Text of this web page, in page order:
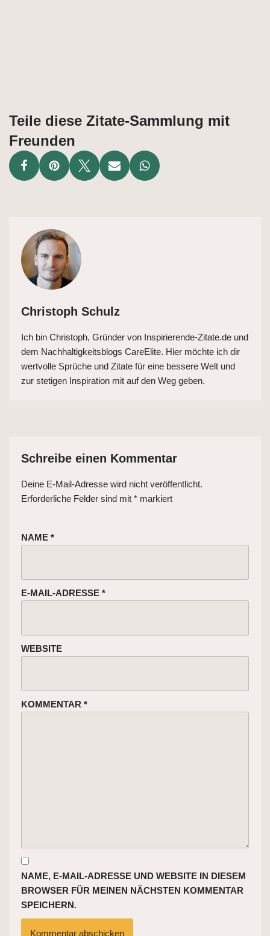
Teile diese Zitate-Sammlung mit
Freunden
Christoph Schulz
Ich bin Christoph, Gründer von Inspirierende-Zitate.de und
dem Nachhaltigkeitsblogs CareElite. Hier möchte ich dir
wertvolle Sprüche und Zitate für eine bessere Welt und
zur stetigen Inspiration mit auf den Weg geben.
Schreibe einen Kommentar
Deine E-Mail-Adresse wird nicht veröffentlicht.
Erforderliche Felder sind mit * markiert
NAME *
E-MAIL-ADRESSE *
WEBSITE
KOMMENTAR *
NAME, E-MAIL-ADRESSE UND WEBSITE IN DIESEM
BROWSER FÜR MEINEN NÄCHSTEN KOMMENTAR
SPEICHERN.